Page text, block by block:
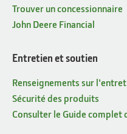
Trouver un concessionnaire
John Deere Financial
Entretien et soutien
Renseignements sur
Sécurité des produits
Consulter le Guide